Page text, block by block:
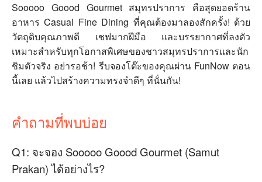
Sooooo Goood Gourmet สมุทรปราการ คือสุดยอดร้าน
อาหาร Casual Fine Dining ที่คุณต้องมาลองสักครั้ง! ด้วย
วัตถุดิบคุณภาพดี เชฟมากฝีมือ และบรรยากาศที่ลงตัว
เหมาะสำหรับทุกโอกาสพิเศษของชาวสมุทรปราการและนัก
ชิมตัวจริง อย่ารอช้า! รีบจองโต๊ะของคุณผ่าน FunNow ตอน
นี้เลย แล้วไปสร้างความทรงจำดีๆ ที่นั่นกัน!
คำถามที่พบบ่อย
Q1: จะจอง Sooooo Goood Gourmet (Samut
Prakan) ได้อย่างไร?